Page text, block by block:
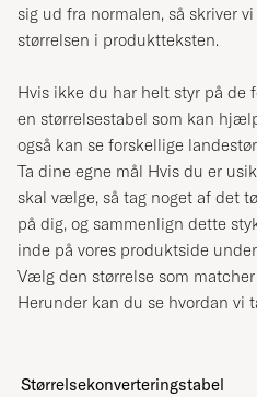
sig ud fra normalen, så skriver
størrelsen i produktteksten.
Hvis ikke du har helt styr på de
en størrelsestabel som kan
også kan se forskellige
Ta dine egne mål Hvis du er
skal vælge, så tag noget af det
på dig, og sammenlign dette
inde på vores produktside
Vælg den størrelse som
Herunder kan du se hvordan vi
Størrelsekonverteringstabel